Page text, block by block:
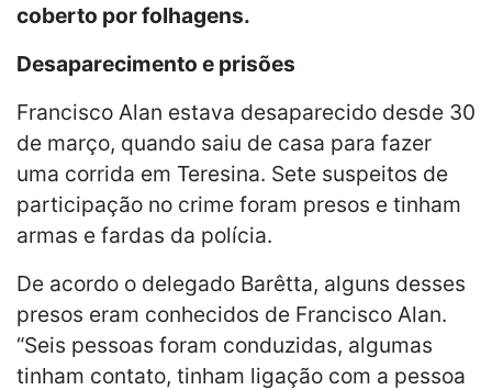
coberto por folhagens.
Desaparecimento e prisões
Francisco Alan estava desaparecido desde 30
de março, quando saiu de casa para fazer
uma corrida em Teresina. Sete suspeitos de
participação no crime foram presos e tinham
armas e fardas da polícia.
De acordo o delegado Barêtta, alguns desses
presos eram conhecidos de Francisco Alan.
“Seis pessoas foram conduzidas, algumas
tinham contato, tinham ligação com a pessoa